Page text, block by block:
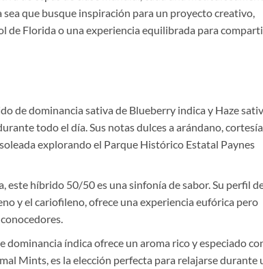
que busque inspiración para un proyecto creativo,
de Florida o una experiencia equilibrada para
de dominancia sativa de Blueberry indica y Haze
todo el día. Sus notas dulces a arándano, cortesía
explorando el Parque Histórico Estatal Paynes
este híbrido 50/50 es una sinfonía de sabor. Su perfil
y el cariofileno, ofrece una experiencia eufórica pero
índica ofrece un aroma rico y especiado
Mints, es la elección perfecta para relajarse durante